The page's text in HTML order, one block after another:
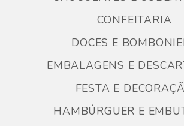
CONFEITARIA
DOCES E
EMBALAGENS E
FESTA E
HAMBÚRGUER E